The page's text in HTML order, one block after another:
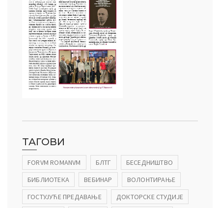
ТАГОВИ
FORVM ROMANVM БЛТГ
БЕСЕДНИШТВО
БИБЛИОТЕКА
ВЕБИНАР
ВОЛОНТИРАЊЕ
ГОСТУЈУЋЕ ПРЕДАВАЊЕ
ДОКТОРСКЕ СТУДИЈЕ